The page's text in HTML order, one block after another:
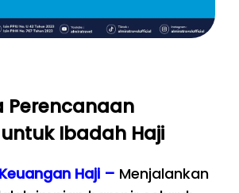
Perencanaan
Ibadah Haji
Haji – Menjalankan